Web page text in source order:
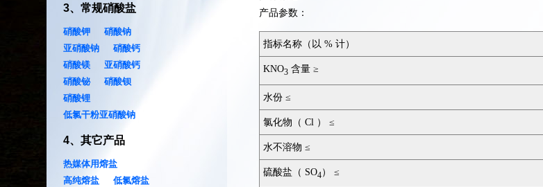
3、常规硝酸盐
硝酸钾
硝酸钠
亚硝酸钠
硝酸钙
硝酸镁
亚硝酸钙
硝酸铋
硝酸钡
硝酸锂
低氯干粉亚硝酸钠
4、其它产品
热媒体用熔盐
高纯熔盐
低氯熔盐
产品参数：
指标名称（以 % 计）
KNO3含量 ≥
水份 ≤
氯化物（ Cl ） ≤
水不溶物 ≤
硫酸盐（ SO4） ≤